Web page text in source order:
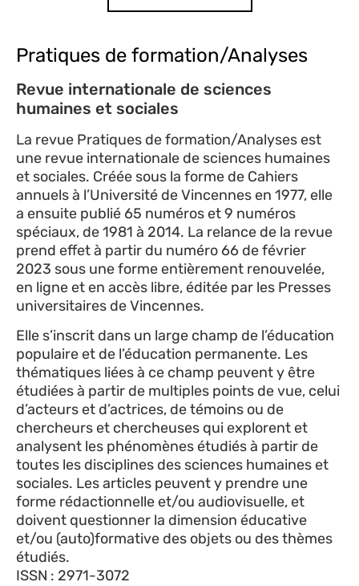
Pratiques de formation/Analyses
Revue internationale de sciences
humaines et sociales
La revue Pratiques de formation/Analyses est
une revue internationale de sciences humaines
et sociales. Créée sous la forme de Cahiers
annuels à l’Université de Vincennes en 1977, elle
a ensuite publié 65 numéros et 9 numéros
spéciaux, de 1981 à 2014. La relance de la revue
prend effet à partir du numéro 66 de février
2023 sous une forme entièrement renouvelée,
en ligne et en accès libre, éditée par les Presses
universitaires de Vincennes.
Elle s’inscrit dans un large champ de l’éducation
populaire et de l’éducation permanente. Les
thématiques liées à ce champ peuvent y être
étudiées à partir de multiples points de vue, celui
d’acteurs et d’actrices, de témoins ou de
chercheurs et chercheuses qui explorent et
analysent les phénomènes étudiés à partir de
toutes les disciplines des sciences humaines et
sociales. Les articles peuvent y prendre une
forme rédactionnelle et/ou audiovisuelle, et
doivent questionner la dimension éducative
et/ou (auto)formative des objets ou des thèmes
étudiés.
ISSN : 2971-3072